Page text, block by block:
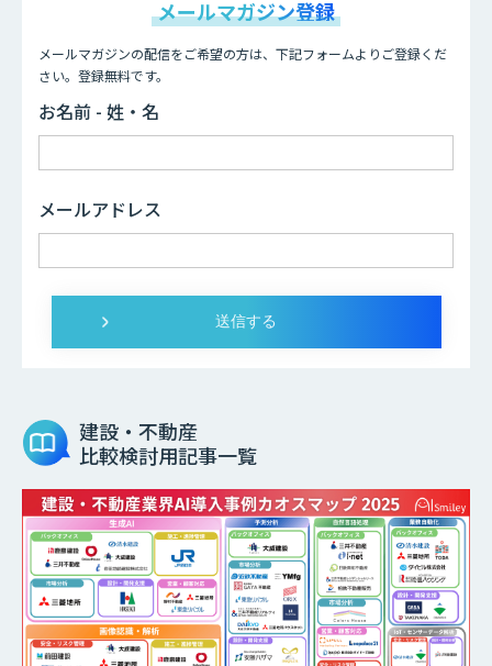
メールマガジン登録
メールマガジンの配信をご希望の方は、下記フォームよりご登録くだ
さい。登録無料です。
お名前 - 姓・名
メールアドレス
建設・不動産
比較検討用記事一覧